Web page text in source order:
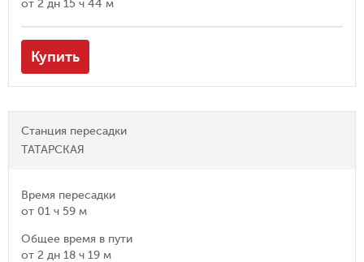
от 2 дн 15 ч 44 м
Купить
Станция пересадки
ТАТАРСКАЯ
Время пересадки
от 01 ч 59 м
Общее время в пути
от 2 дн 18 ч 19 м